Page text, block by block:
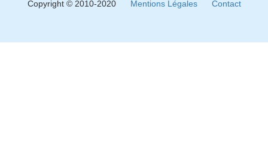
Copyright © 2010-2020 Mentions Légales Contact